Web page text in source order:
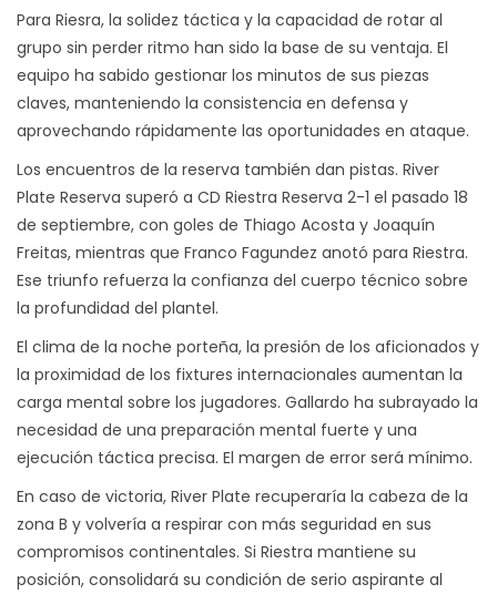
Para Riesra, la solidez táctica y la capacidad de rotar al
grupo sin perder ritmo han sido la base de su ventaja. El
equipo ha sabido gestionar los minutos de sus piezas
claves, manteniendo la consistencia en defensa y
aprovechando rápidamente las oportunidades en ataque.
Los encuentros de la reserva también dan pistas. River
Plate Reserva superó a CD Riestra Reserva 2-1 el pasado 18
de septiembre, con goles de Thiago Acosta y Joaquín
Freitas, mientras que Franco Fagundez anotó para Riestra.
Ese triunfo refuerza la confianza del cuerpo técnico sobre
la profundidad del plantel.
El clima de la noche porteña, la presión de los aficionados y
la proximidad de los fixtures internacionales aumentan la
carga mental sobre los jugadores. Gallardo ha subrayado la
necesidad de una preparación mental fuerte y una
ejecución táctica precisa. El margen de error será mínimo.
En caso de victoria, River Plate recuperaría la cabeza de la
zona B y volvería a respirar con más seguridad en sus
compromisos continentales. Si Riestra mantiene su
posición, consolidará su condición de serio aspirante al